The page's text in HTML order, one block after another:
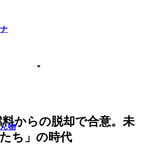
物
料からの脱却で合意。未
ち」の時代